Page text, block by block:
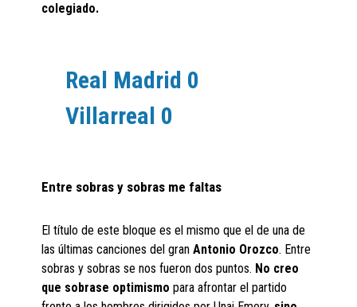
colegiado.
Real Madrid 0
Villarreal 0
Entre sobras y sobras me faltas
El título de este bloque es el mismo que el de una de
las últimas canciones del gran Antonio Orozco. Entre
sobras y sobras se nos fueron dos puntos. No creo
que sobrase optimismopara afrontar el partido